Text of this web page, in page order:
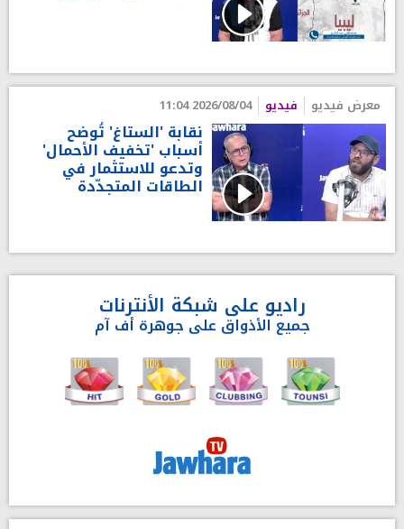
معرض فيديو فيديو 2026/08/04 11:04
نقابة 'الستاغ' تُوضح
أسباب 'تخفيف الأحمال'
وتدعو للاستثمار في
الطاقات المتجدّدة
راديو على شبكة الأنترنات
جميع الأذواق على جوهرة أف آم